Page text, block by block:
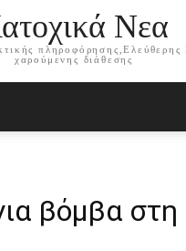
Νεα
πληροφόρησης,Ελεύθερης
χαρούμενης διάθεσης
βόμβα στη